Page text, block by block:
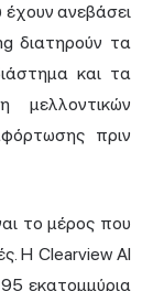
έχουν ανεβάσει
διατηρούν τα
και τα
μελλοντικών
πριν
το μέρος που
Η Clearview AI
εκατομμύρια